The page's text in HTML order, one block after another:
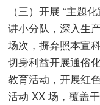
（三）开展 “主题
讲小分队，深入生
场次，摒弃照本宣
切身利益开展通俗
教育活动，开展红
活动 XX 场，覆盖